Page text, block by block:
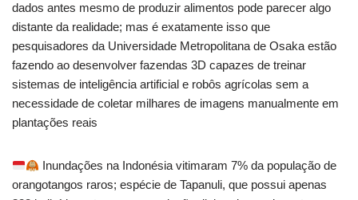
dados antes mesmo de produzir alimentos pode parecer algo
distante da realidade; mas é exatamente isso que
pesquisadores da Universidade Metropolitana de Osaka estão
fazendo ao desenvolver fazendas 3D capazes de treinar
sistemas de inteligência artificial e robôs agrícolas sem a
necessidade de coletar milhares de imagens manualmente em
plantações reais
Inundações na Indonésia vitimaram 7% da população de
orangotangos raros; espécie de Tapanuli, que possui apenas